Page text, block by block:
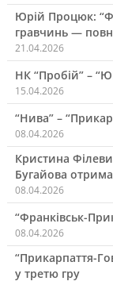
Юрій Процюк:
гравчинь —
21.04.2026
НК “Пробій” –
15.04.2026
“Нива” –
08.04.2026
Кристина
Бугайова
08.04.2026
“Франківськ-
08.04.2026
“Прикарпаття-
у третю гру